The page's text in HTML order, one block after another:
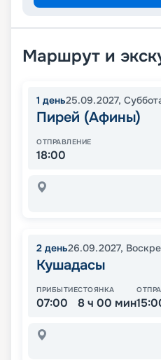
Маршрут и
1 день25.09.2027,
Пирей (Афины)
ОТПРАВЛЕНИЕ
18:00
2 день26.09.2027,
Кушадасы
ПРИБЫТИЕ
07:00
СТОЯНКА
8 ч 00 мин